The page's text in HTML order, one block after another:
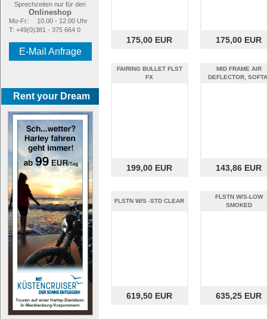
Sprechzeiten nur für den
Onlineshop
Mo-Fr:
10.00 - 12.00 Uhr
T: +49(0)381 - 375 664 0
E-Mail Anfrage
Rent your Dream
175,00 EUR 175,00 EUR
FAIRING BULLET FLST
FX
199,00 EUR
MID FRAME AIR
DEFLECTOR,
143,86 EUR
FLSTN W/S -STD CLEAR
619,50 EUR
FLSTN W/S-LOW
SMOKED
635,25 EUR